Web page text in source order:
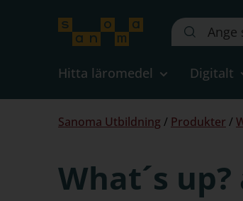
Sök
på
Hitta läromedel Digitalt
Du
Sanoma Utbildning / Produkter /
What´s